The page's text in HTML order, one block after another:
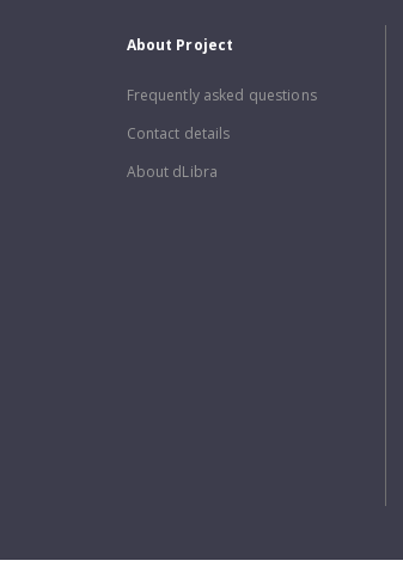
About Project
Frequently asked questions
Contact details
About dLibra